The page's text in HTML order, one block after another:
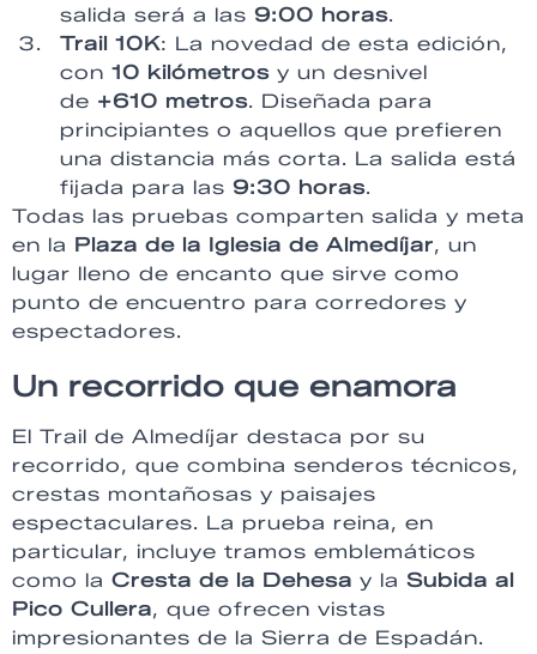
salida será a las 9:00 horas.
Trail 10K: La novedad de esta edición,
con 10 kilómetros y un desnivel
de +610 metros. Diseñada para
principiantes o aquellos que prefieren
una distancia más corta. La salida está
fijada para las 9:30 horas.
Todas las pruebas comparten salida y meta
en la Plaza de la Iglesia de Almedíjar, un
lugar lleno de encanto que sirve como
punto de encuentro para corredores y
espectadores.
Un recorrido que enamora
El Trail de Almedíjar destaca por su
recorrido, que combina senderos técnicos,
crestas montañosas y paisajes
espectaculares. La prueba reina, en
particular, incluye tramos emblemáticos
como la Cresta de la Dehesa y la Subida al
Pico Cullera, que ofrecen vistas
impresionantes de la Sierra de Espadán.